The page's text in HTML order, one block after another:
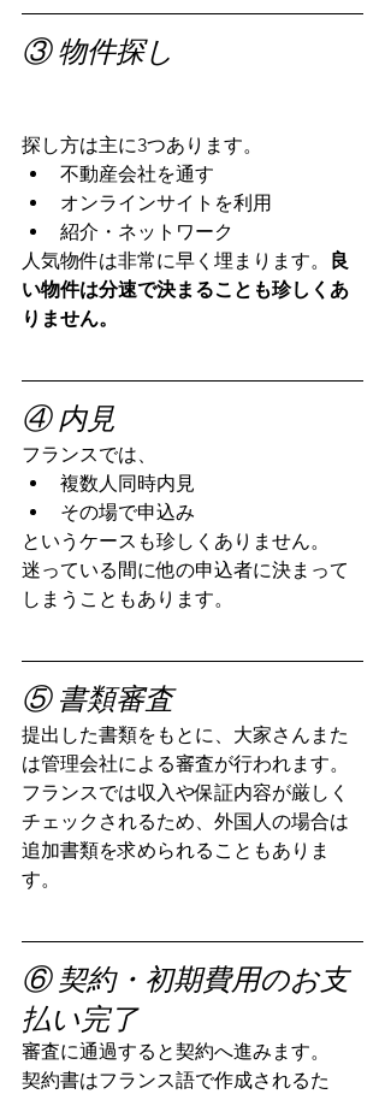
③ 物件探し
探し方は主に3つあります。
不動産会社を通す
オンラインサイトを利用
紹介・ネットワーク
人気物件は非常に早く埋まります。
良
い物件は分速で決まることも珍しくあ
りません。
④ 内見
フランスでは、
複数人同時内見
その場で申込み
というケースも珍しくありません。
迷っている間に他の申込者に決まって
しまうこともあります。
⑤ 書類審査
提出した書類をもとに、大家さんまた
は管理会社による審査が行われます。
フランスでは収入や保証内容が厳しく
チェックされるため、外国人の場合は
追加書類を求められることもありま
す。
⑥ 契約・初期費用のお支
払い完了
審査に通過すると契約へ進みます。
契約書はフランス語で作成されるた